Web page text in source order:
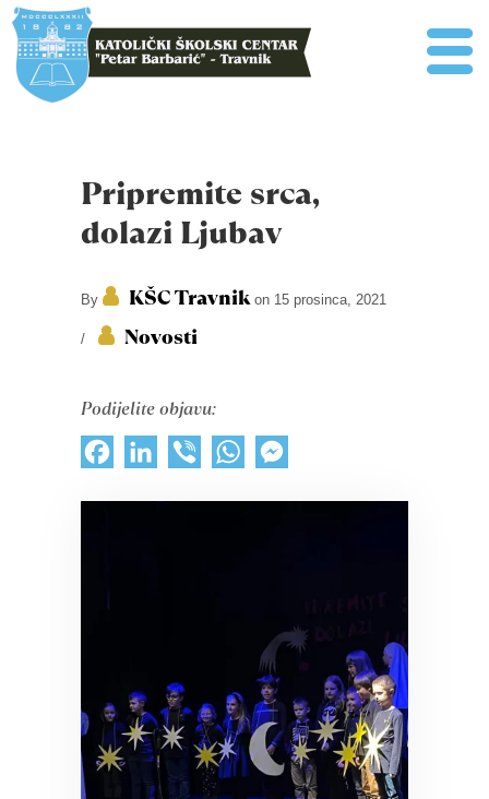
Pripremite srca,
dolazi Ljubav
By KŠC Travnikon 15 prosinca, 2021
/ Novosti
Podijelite objavu:
FacebookLinkedInViber WhatsApp